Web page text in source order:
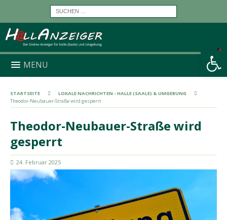
Werkzeugleiste öffnen
MENU
STARTSEITE
LOKALE NACHRICHTEN - HALLE (SAALE) & UMGEBUNG
Theodor-Neubauer-Straße wird gesperrt
Theodor-Neubauer-Straße wird
gesperrt
24. Februar 2025